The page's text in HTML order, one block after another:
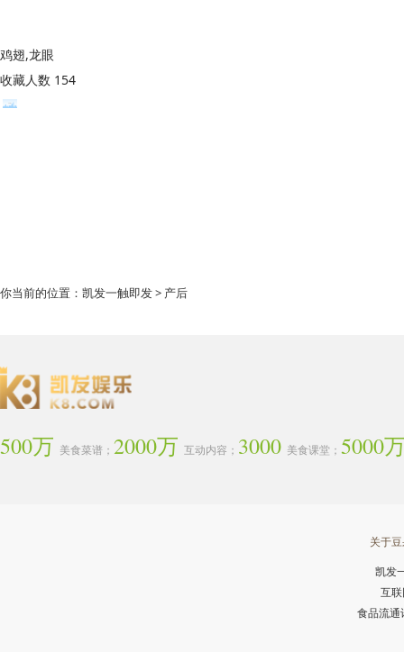
鸡翅,龙眼
收藏人数 154
你当前的位置： 凯发一触即发> 产后
500万 美食菜谱； 2000万 互动内容； 3000 美食课堂； 5000
关于
凯发
互
食品流